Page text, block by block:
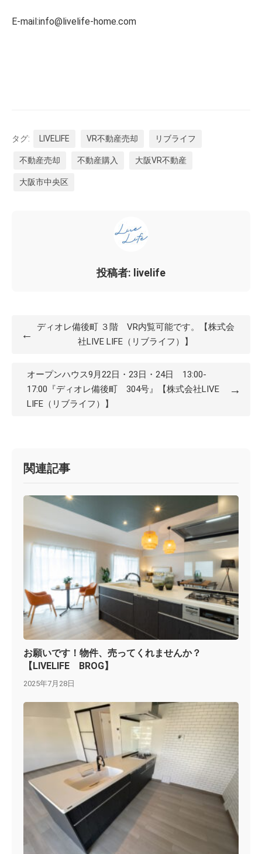
E-mail:info@livelife-home.com
タグ: LIVELIFE VR不動産売却 リブライフ
不動産売却 不動産購入 大阪VR不動産
大阪市中央区
投稿者: livelife
←
ディオレ備後町 ３階 VR内覧可能です。【株式会
社LIVE LIFE（リブライフ）】
オープンハウス9月22日・23日・24日 13:00-
17:00『ディオレ備後町 304号』【株式会社LIVE
LIFE（リブライフ）】
→
関連記事
お願いです！物件、売ってくれませんか？
【LIVELIFE BROG】
2025年7月28日